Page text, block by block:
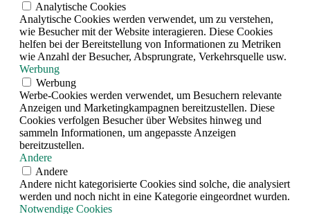
Analytische Cookies
Analytische Cookies werden verwendet, um zu verstehen,
wie Besucher mit der Website interagieren. Diese Cookies
helfen bei der Bereitstellung von Informationen zu Metriken
wie Anzahl der Besucher, Absprungrate, Verkehrsquelle usw.
Werbung
Werbung
Werbe-Cookies werden verwendet, um Besuchern relevante
Anzeigen und Marketingkampagnen bereitzustellen. Diese
Cookies verfolgen Besucher über Websites hinweg und
sammeln Informationen, um angepasste Anzeigen
bereitzustellen.
Andere
Andere
Andere nicht kategorisierte Cookies sind solche, die analysiert
werden und noch nicht in eine Kategorie eingeordnet wurden.
Notwendige Cookies